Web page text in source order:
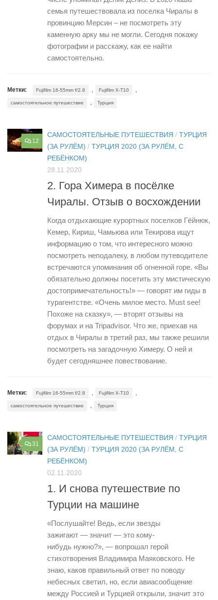
семья путешествовала из поселка Чиралы в
провинцию Мерсин – не посмотреть эту
каменную арку мы не могли. Сегодня покажу
фотографии и расскажу, как ее найти
самостоятельно.
Метки: Fujifilm 16-55mm f/2.8 Fujifilm X-T10
самостоятельное путешествие Турция
12
САМОСТОЯТЕЛЬНЫЕ ПУТЕШЕСТВИЯ / ТУРЦИЯ
(ЗА РУЛЁМ) / ТУРЦИЯ 2020 (ЗА РУЛЁМ, С
РЕБЁНКОМ)
28.11.2020
2. Гора Химера в посёлке
Чиралы. Отзыв о восхождении
Когда отдыхающие курортных поселков Гёйнюк,
Кемер, Кириш, Чамьюва или Текирова ищут
информацию о том, что интересного можно
посмотреть неподалеку, в любом путеводителе
встречаются упоминания об огненной горе. «Вы
обязательно должны посетить эту мистическую
достопримечательность!» — говорят им гиды в
турагентстве. «Очень милое место. Must see!
Похоже на сказку», — вторят отзывы на
форумах и на Tripadvisor. Что же, приехав на
отдых в Чиралы в третий раз, мы также решили
посмотреть на загадочную Химеру. О ней и
будет сегодняшнее повествование.
Метки: Fujifilm 16-55mm f/2.8 Fujifilm X-T10
самостоятельное путешествие Турция
31
САМОСТОЯТЕЛЬНЫЕ ПУТЕШЕСТВИЯ / ТУРЦИЯ
(ЗА РУЛЁМ) / ТУРЦИЯ 2020 (ЗА РУЛЁМ, С
РЕБЁНКОМ)
02.11.2020
1. И снова путешествие по
Турции на машине
«Послушайте! Ведь, если звезды
зажигают — значит — это кому-
нибудь нужно?», — вопрошал герой
стихотворения Владимира Маяковского. Не
знаю, каков правильный ответ по поводу
небесных светил, но, если авиасообщение
между Россией и Турцией открыли, значит это